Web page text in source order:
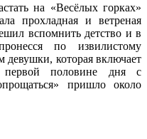
на «Весёлых горках»
прохладная и ветреная
вспомнить детство и в
по извилистому
девушки, которая включает
первой половине дня с
пришло около